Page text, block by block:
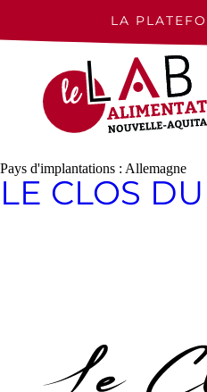
LA
Pays d'implantations : Allemagne
LE CLOS